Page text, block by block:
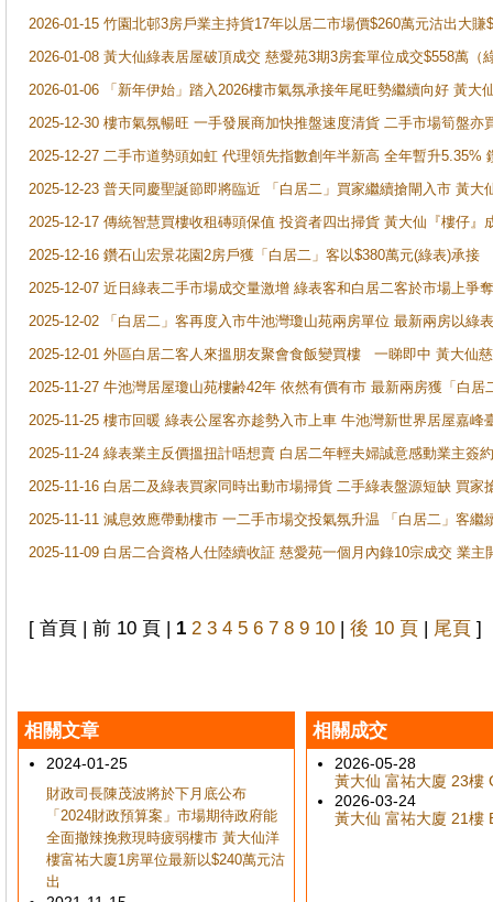
2026-01-15 竹園北邨3房戶業主持貨17年以居二市場價$260萬元沽出大賺
2026-01-08 黃大仙綠表居屋破頂成交 慈愛苑3期3房套單位成交$558萬（
2026-01-06 「新年伊始」踏入2026樓市氣氛承接年尾旺勢繼續向好 黃
2025-12-30 樓市氣氛暢旺 一手發展商加快推盤速度清貨 二手市場筍盤
2025-12-27 二手市道勢頭如虹 代理領先指數創年半新高 全年暫升5.35%
2025-12-23 普天同慶聖誕節即將臨近 「白居二」買家繼續搶閘入市 黃
2025-12-17 傳統智慧買樓收租磚頭保值 投資者四出掃貨 黃大仙『樓仔
2025-12-16 鑽石山宏景花園2房戶獲「白居二」客以$380萬元(綠表)承接
2025-12-07 近日綠表二手市場成交量激增 綠表客和白居二客於市場上
2025-12-02 「白居二」客再度入市牛池灣瓊山苑兩房單位 最新兩房以綠
2025-12-01 外區白居二客人來搵朋友聚會食飯變買樓 一睇即中 黃大仙
2025-11-27 牛池灣居屋瓊山苑樓齢42年 依然有價有市 最新兩房獲「白居
2025-11-25 樓市回暖 綠表公屋客亦趁勢入市上車 牛池灣新世界居屋嘉峰
2025-11-24 綠表業主反價搵扭計唔想賣 白居二年輕夫婦誠意感動業主簽
2025-11-16 白居二及綠表買家同時出動市場掃貨 二手綠表盤源短缺 買
2025-11-11 減息效應帶動樓市 一二手市場交投氣氛升温 「白居二」客
2025-11-09 白居二合資格人仕陸續收証 慈愛苑一個月內錄10宗成交 業
[ 首頁 | 前 10 頁 | 1 2 3 4 5 6 7 8 9 10 | 後 10 頁 | 尾頁 ]
相關文章
2024-01-25
財政司長陳茂波將於下月底公布
「2024財政預算案」市場期待政府能
全面撤辣挽救現時疲弱樓市 黃大仙洋
樓富祐大廈1房單位最新以$240萬元沽
出
相關成交
2026-05-28
黃大仙 富祐大廈 23樓
2026-03-24
黃大仙 富祐大廈 21樓